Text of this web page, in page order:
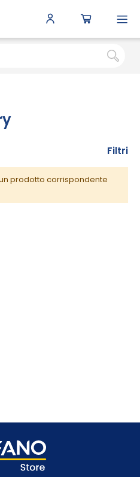
prodotto corrispondente
Filtri